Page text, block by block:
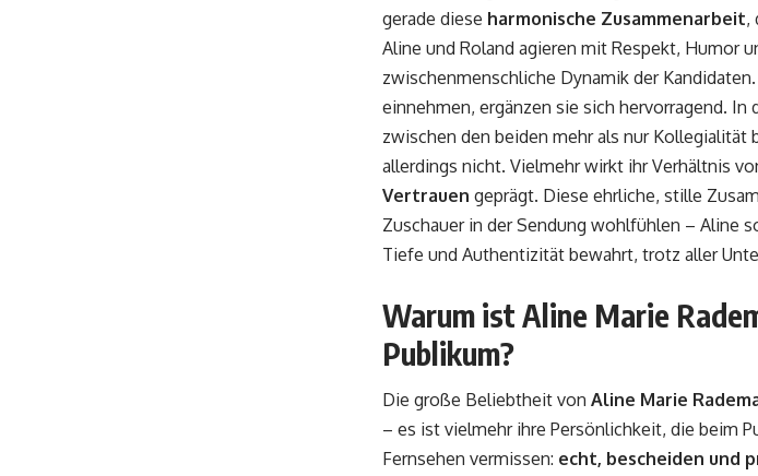
gerade diese harmonische Zusammenarbeit,
Aline und Roland agieren mit Respekt, Humor
zwischenmenschliche Dynamik der
einnehmen, ergänzen sie sich hervorragend.
zwischen den beiden mehr als nur
allerdings nicht. Vielmehr wirkt ihr Verhältnis
Vertrauen geprägt. Diese ehrliche, stille
Zuschauer in der Sendung wohlfühlen – Aline
Tiefe und Authentizität bewahrt, trotz aller
Warum ist Aline Marie
Publikum?
Die große Beliebtheit von Aline Marie
– es ist vielmehr ihre Persönlichkeit, die beim
Fernsehen vermissen: echt, bescheiden und